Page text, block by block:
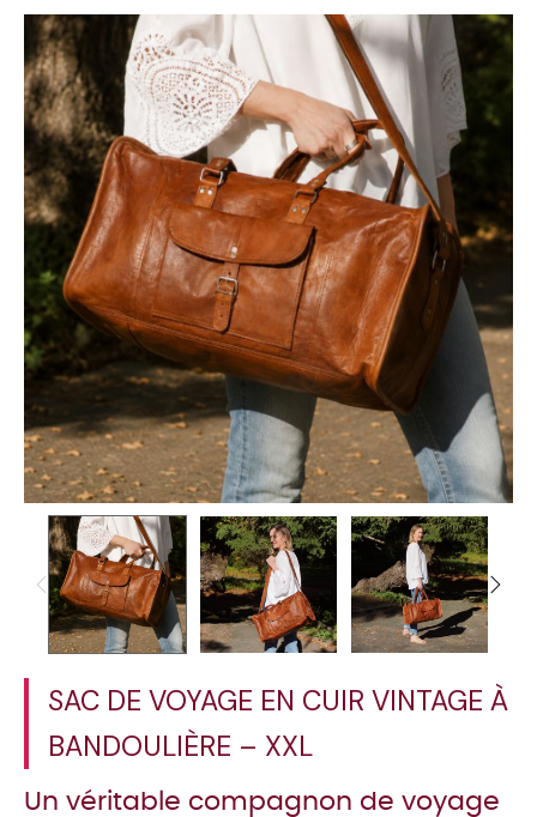
SAC DE VOYAGE EN CUIR VINTAGE À
BANDOULIÈRE – XXL
Un véritable compagnon de voyage